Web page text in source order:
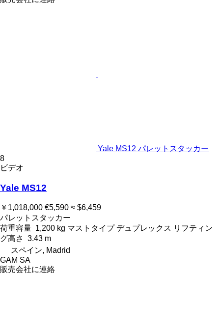
Yale MS12 パレットスタッカー
8
ビデオ
Yale MS12
￥1,018,000 €5,590 ≈ $6,459
パレットスタッカー
荷重容量 1,200 kg マストタイプ デュプレックス リフティン
グ高さ
3.43 m
スペイン, Madrid
GAM SA
販売会社に連絡